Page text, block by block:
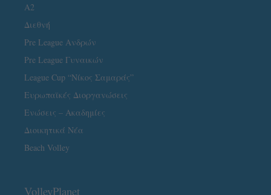
A2
Διεθνή
Pre League Ανδρών
Pre League Γυναικών
League Cup “Νίκος Σαμαράς”
Ευρωπαϊκές Διοργανώσεις
Ενώσεις – Ακαδημίες
Διοικητικά Νέα
Beach Volley
VolleyPlanet